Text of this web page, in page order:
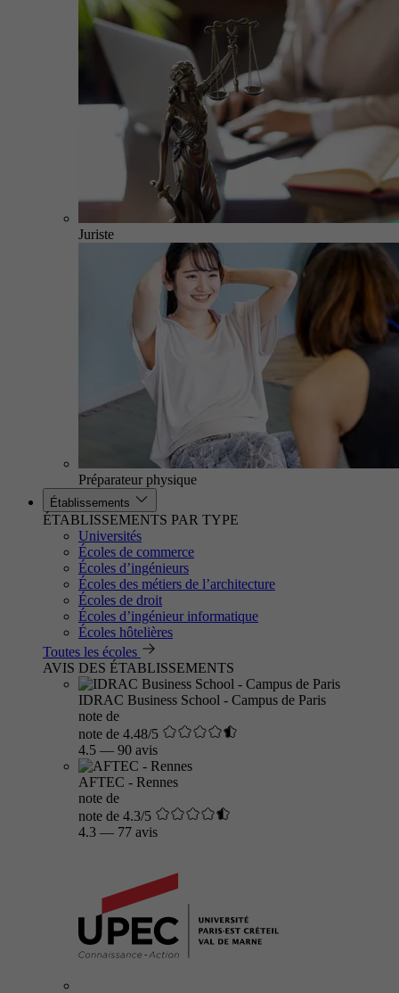
Juriste
Préparateur physique
Établissements
ÉTABLISSEMENTS PAR TYPE
Universités
Écoles de commerce
Écoles d’ingénieurs
Écoles des métiers de l’architecture
Écoles de droit
Écoles d’ingénieur informatique
Écoles hôtelières
Toutes les écoles
AVIS DES ÉTABLISSEMENTS
IDRAC Business School - Campus de Paris
note de
note de 4.48/5
4.5 — 90 avis
AFTEC - Rennes
note de
note de 4.3/5
4.3 — 77 avis